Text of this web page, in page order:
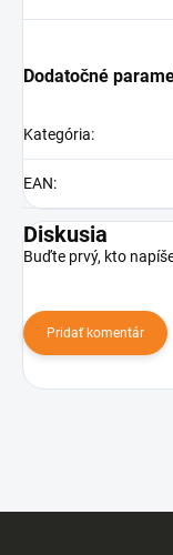
Dodatočné
Kategória:
EAN:
Diskusia
Buďte prvý, kto
Pridať komentár